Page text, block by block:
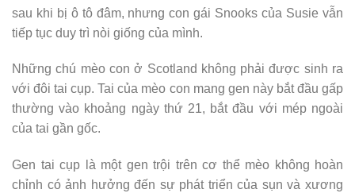
sau khi bị ô tô đâm, nhưng con gái Snooks của Susie vẫn
tiếp tục duy trì nòi giống của mình.
Những chú mèo con ở Scotland không phải được sinh ra
với đôi tai cụp. Tai của mèo con mang gen này bắt đầu gấp
thường vào khoảng ngày thứ 21, bắt đầu với mép ngoài
của tai gần gốc.
Gen tai cụp là một gen trội trên cơ thể mèo không hoàn
chỉnh có ảnh hưởng đến sự phát triển của sụn và xương